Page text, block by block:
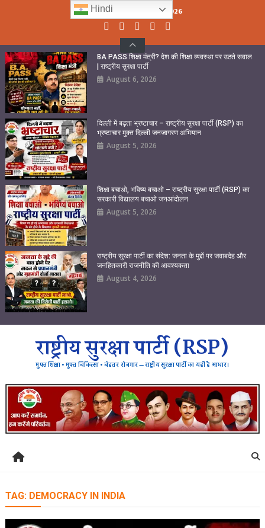
Thursday, August 06, 2026
BA PASS शिक्षा मंत्री? देश की शिक्षा व्यवस्था पर उठते सवाल
| राष्ट्रीय सुरक्षा पार्टी
August 6, 2026
दिल्ली में बढ़ता भ्रष्टाचार – राष्ट्रीय सुरक्षा पार्टी (RSP) का
भ्रष्टाचार मुक्त दिल्ली जनजागरण अभियान
August 5, 2026
शिक्षा बचाओ, भविष्य बचाओ – राष्ट्रीय सुरक्षा पार्टी (RSP) का
सरकारी विद्यालय बचाओ जनआंदोलन
August 5, 2026
राष्ट्रीय सुरक्षा पार्टी का संदेश: जनता के मुद्दों पर जवाबदेह और
जनहितकारी राजनीति की आवश्यकता
August 4, 2026
राष्ट्रीय सुरक्षा पार्टी (RSP)
मुफ्त शिक्षा • मुफ्त चिकित्सा • बेहतर रोजगार — राष्ट्रीय सुरक्षा पार्टी का यही है आधार।
TAG: DEMOCRACY IN INDIA
Hindi